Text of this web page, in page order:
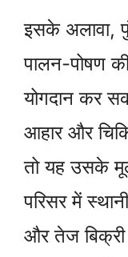
इसके अलावा,
पालन-पोषण
योगदान कर
आहार और
तो यह उसके
परिसर में
और तेज बिक्री